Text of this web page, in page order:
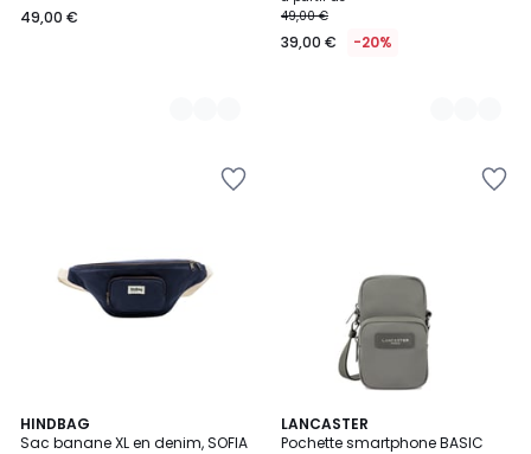
€.
49,00 €
49,00 €
39,00 € -20%
HINDBAG
Sac banane XL en denim, SOFIA
16
Couleurs
LANCASTER
Pochette smartphone BASIC
5
Couleurs